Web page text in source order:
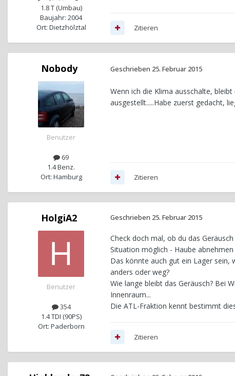
1.8 T (Umbau)
Baujahr: 2004
Ort: Dietzhölztal
Zitieren
Nobody
Benutzer
69
1.4 Benz.
Ort: Hamburg
Geschrieben 25. Februar 2015
Wenn ich die Klima ausschalte,
ausgestellt.....Habe zuerst gedacht,
Zitieren
HolgiA2
Benutzer
354
1.4 TDI (90PS)
Ort: Paderborn
Geschrieben 25. Februar 2015
Check doch mal, ob du das
Situation möglich - Haube
Das könnte auch gut ein Lager sein,
anders oder weg?
Wie lange bleibt das Geräusch? Bei
Innenraum...
Die ATL-Fraktion kennt bestimmt
Zitieren